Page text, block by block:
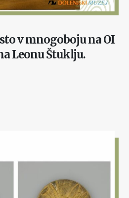
v mnogoboju na OI
Leonu Štuklju.